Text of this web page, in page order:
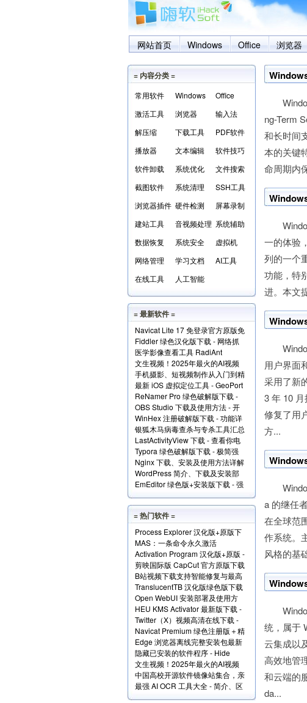
网站首页 Windows Office 浏览器
ng-Term
和长时间
本的关键
命周期内
一的体验
列的一个
功能，特
进。本文
用户界面
采用了新
3 年 10
修复了用
方...
a 的继任
在全球范
作系统。
风格的基
统，属于
云集成以
高效地管
和云端的
da...
= 内容分类 =
常用软件 Windows
Office
激活工具
浏览器
输入法
解压缩
下载工具
PDF软件
播放器
文本编辑
软件技巧
软件卸载
系统优化
文件搜索
截图软件
系统清理
SSH工具
浏览器插件 硬件检测
屏幕录制
建站工具
音视频处理 系统辅助
数据恢复
系统安全
虚拟机
网络管理
学习文档
AI工具
在线工具
人工智能
= 最新软件 =
Navicat Lite 17 免登录官方原版免
费版下载
Fiddler 绿色汉化版下载 - 网络抓
包分析工具
医学影像查看工具 RadiAnt
DICOM Viewer（支持.dcm文件）
下载
文生视频！2025年最火的AI视频
生成工具TOP10
手机摄影、短视频制作从入门到精
通视频教程全套免费下载
最新 iOS 虚拟定位工具 - GeoPort
轻松伪装全球任何位置
ReNamer Pro 绿色破解版下载 -
文件批量重命名小工具
OBS Studio 下载及使用方法 - 开
源免费的专业级录屏利器
WinHex 注册破解版下载 - 功能详
解+使用实例
银狐木马病毒查杀与专杀工具汇总
下载
LastActivityView 下载 - 查看你电
脑上的所有操作记录！
Typora 绿色破解版下载 - 极简强
大的本地 Markdown 编辑器
Nginx 下载、安装及使用方法详解
WordPress 简介、下载及安装部
署详解
EmEditor 绿色版+安装版下载 - 强
大专业的文本编辑器
= 热门软件 =
Process Explorer 汉化版+原版下
载 - 超强进程管理工具
MAS：一条命令永久激活
Windows和Office+实现原理解读
Activation Program 汉化版+原版 -
永久激活Windows和Office
剪映国际版 CapCut 官方原版下载
- 免费享用VIP会员功能
B站视频下载支持智能修复与最高
清版 - Bili23 Downloader
TranslucentTB 汉化版绿色版下载
- 任务栏透明化小工具
Open WebUI 安装部署及使用方
法 - 本地网页版 AI 系统
HEU KMS Activator 最新版下载 -
Windows/Office激活神器
Twitter（X）视频高清在线下载 -
SSSTwitter
Navicat Premium 绿色注册版＋精
简版＋使用方法
Edge 浏览器离线完整安装包最新
版下载
隐藏已安装的软件程序 - Hide
From Uninstall List 下载
文生视频！2025年最火的AI视频
生成工具TOP10
中国高校开源软件镜像站集合，亲
测全部可用！
最强 AI OCR 工具大全 - 简介、区
别、优势及访问地址